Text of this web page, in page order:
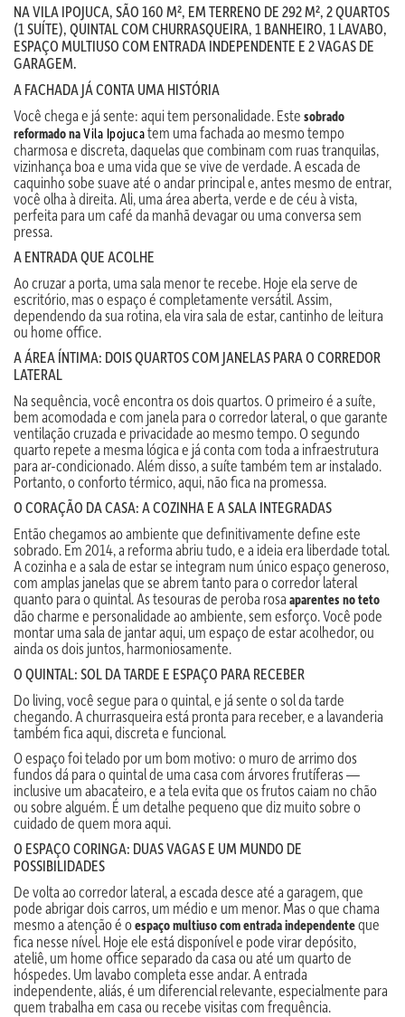
NA VILA IPOJUCA, SÃO 160 M², EM TERRENO DE 292 M², 2 QUARTOS
(1 SUÍTE), QUINTAL COM CHURRASQUEIRA, 1 BANHEIRO, 1 LAVABO,
ESPAÇO MULTIUSO COM ENTRADA INDEPENDENTE E 2 VAGAS DE
GARAGEM.
A FACHADA JÁ CONTA UMA HISTÓRIA
Você chega e já sente: aqui tem personalidade. Este sobrado
reformado naVila Ipojucatem uma fachada ao mesmo tempo
charmosa e discreta, daquelas que combinam com ruas tranquilas,
vizinhança boa e uma vida que se vive de verdade. A escada de
caquinho sobe suave até o andar principal e, antes mesmo de entrar,
você olha à direita. Ali, uma área aberta, verde e de céu à vista,
perfeita para um café da manhã devagar ou uma conversa sem
pressa.
A ENTRADA QUE ACOLHE
Ao cruzar a porta, uma sala menor te recebe. Hoje ela serve de
escritório, mas o espaço é completamente versátil. Assim,
dependendo da sua rotina, ela vira sala de estar, cantinho de leitura
ou home office.
A ÁREA ÍNTIMA: DOIS QUARTOS COM JANELAS PARA O CORREDOR
LATERAL
Na sequência, você encontra os dois quartos. O primeiro é a suíte,
bem acomodada e com janela para o corredor lateral, o que garante
ventilação cruzada e privacidade ao mesmo tempo. O segundo
quarto repete a mesma lógica e já conta com toda a infraestrutura
para ar-condicionado. Além disso, a suíte também tem ar instalado.
Portanto, o conforto térmico, aqui, não fica na promessa.
O CORAÇÃO DA CASA: A COZINHA E A SALA INTEGRADAS
Então chegamos ao ambiente que definitivamente define este
sobrado. Em 2014, a reforma abriu tudo, e a ideia era liberdade total.
A cozinha e a sala de estar se integram num único espaço generoso,
com amplas janelas que se abrem tanto para o corredor lateral
quanto para o quintal. As tesouras de peroba rosa aparentes no teto
dão charme e personalidade ao ambiente, sem esforço. Você pode
montar uma sala de jantar aqui, um espaço de estar acolhedor, ou
ainda os dois juntos, harmoniosamente.
O QUINTAL: SOL DA TARDE E ESPAÇO PARA RECEBER
Do living, você segue para o quintal, e já sente o sol da tarde
chegando. A churrasqueira está pronta para receber, e a lavanderia
também fica aqui, discreta e funcional.
O espaço foi telado por um bom motivo: o muro de arrimo dos
fundos dá para o quintal de uma casa com árvores frutíferas —
inclusive um abacateiro, e a tela evita que os frutos caiam no chão
ou sobre alguém. É um detalhe pequeno que diz muito sobre o
cuidado de quem mora aqui.
O ESPAÇO CORINGA: DUAS VAGAS E UM MUNDO DE
POSSIBILIDADES
De volta ao corredor lateral, a escada desce até a garagem, que
pode abrigar dois carros, um médio e um menor. Mas o que chama
mesmo a atenção é oespaço multiuso com entrada independenteque
fica nesse nível. Hoje ele está disponível e pode virar depósito,
ateliê, um home office separado da casa ou até um quarto de
hóspedes. Um lavabo completa esse andar. A entrada
independente, aliás, é um diferencial relevante, especialmente para
quem trabalha em casa ou recebe visitas com frequência.